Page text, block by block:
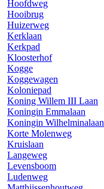
Hoofdweg
Hooibrug
Huizerweg
Kerklaan
Kerkpad
Kloosterhof
Kogge
Koggewagen
Koloniepad
Koning Willem III Laan
Koningin Emmalaan
Koningin Wilhelminalaan
Korte Molenweg
Kruislaan
Langeweg
Levensboom
Ludenweg